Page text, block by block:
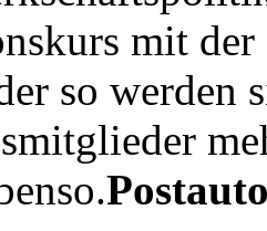
mit der
so werden